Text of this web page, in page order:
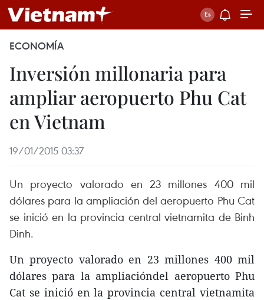
ECONOMÍA
Inversión millonaria para
ampliar aeropuerto Phu Cat
en Vietnam
19/01/2015 03:37
Un proyecto valorado en 23 millones 400 mil
dólares para la ampliación del aeropuerto Phu Cat
se inició en la provincia central vietnamita de Binh
Dinh.
Un proyecto valorado en 23 millones 400 mil
dólares para la ampliacióndel aeropuerto Phu
Cat se inició en la provincia central vietnamita